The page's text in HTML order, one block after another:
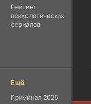
Рейтинг
психологических
сериалов
Ещё
Криминал 2025